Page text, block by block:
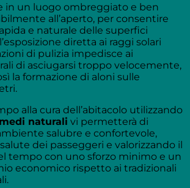
in un luogo ombreggiato e ben
all’aperto, per consentire
e naturale delle superfici
diretta ai raggi solari
di pulizia impedisce ai
di asciugarsi troppo velocemente,
la formazione di aloni sulle
alla cura dell’abitacolo utilizzando
naturali vi permetterà di
salubre e confortevole,
dei passeggeri e valorizzando il
tempo con uno sforzo minimo e un
economico rispetto ai tradizionali